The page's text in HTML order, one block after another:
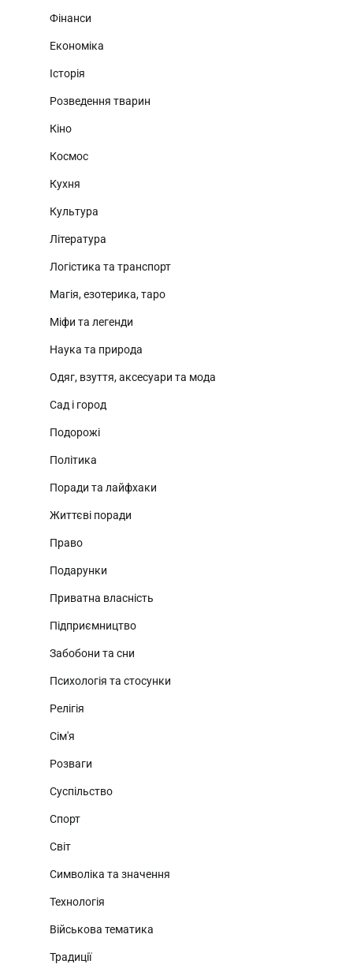
Фінанси
Економіка
Історія
Розведення тварин
Кіно
Космос
Кухня
Культура
Література
Логістика та транспорт
Магія, езотерика, таро
Міфи та легенди
Наука та природа
Одяг, взуття, аксесуари та мода
Сад і город
Подорожі
Політика
Поради та лайфхаки
Життєві поради
Право
Подарунки
Приватна власність
Підприємництво
Забобони та сни
Психологія та стосунки
Релігія
Сім'я
Розваги
Суспільство
Спорт
Світ
Символіка та значення
Технологія
Військова тематика
Традиції